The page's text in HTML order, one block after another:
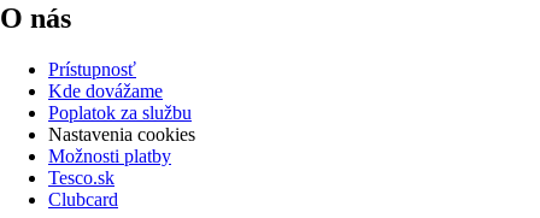
O nás
Prístupnosť
Kde dovážame
Poplatok za službu
Nastavenia cookies
Možnosti platby
Tesco.sk
Clubcard